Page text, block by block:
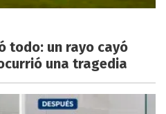
todo: un rayo cayó
una tragedia